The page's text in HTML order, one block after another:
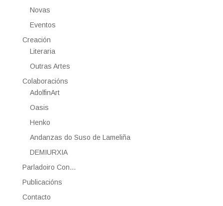
Novas
Eventos
Creación
Literaria
Outras Artes
Colaboracións
AdolfinArt
Oasis
Henko
Andanzas do Suso de Lameliña
DEMIURXIA
Parladoiro Con…
Publicacións
Contacto